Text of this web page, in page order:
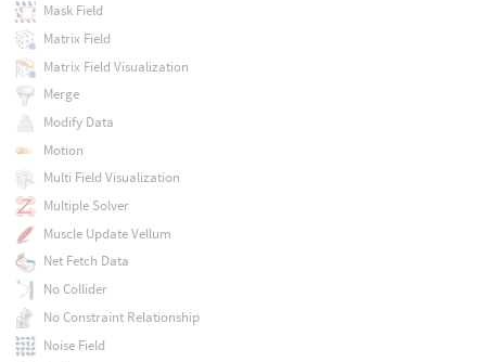
Mask Field
Matrix Field
Matrix Field Visualization
Merge
Modify Data
Motion
Multi Field Visualization
Multiple Solver
Muscle Update Vellum
Net Fetch Data
No Collider
No Constraint Relationship
Noise Field